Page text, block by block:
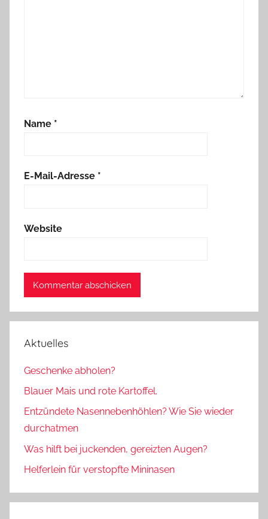
Name *
E-Mail-Adresse *
Website
Aktuelles
Geschenke abholen?
Blauer Mais und rote Kartoffel.
Entzündete Nasennebenhöhlen? Wie Sie wieder
durchatmen
Was hilft bei juckenden, gereizten Augen?
Helferlein für verstopfte Mininasen